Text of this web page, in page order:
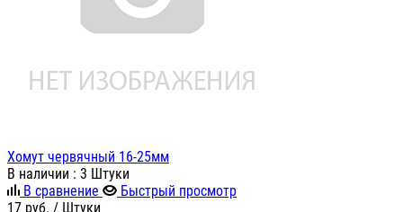
Хомут червячный 16-25мм
В наличии : 3 Штуки
В сравнение
Быстрый просмотр
17 руб. / Штуки